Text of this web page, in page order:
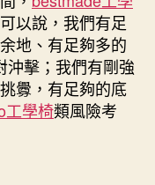
以說，我們有足
地、有足夠多的
沖擊；我們有剛強
釁，有足夠的底
工學椅類風險考